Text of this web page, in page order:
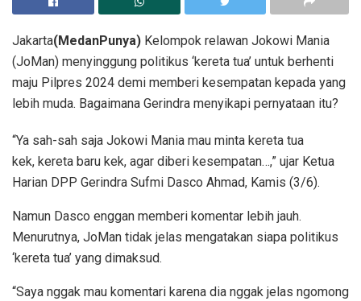
Jakarta(MedanPunya) Kelompok relawan Jokowi Mania
(JoMan) menyinggung politikus ‘kereta tua’ untuk berhenti
maju Pilpres 2024 demi memberi kesempatan kepada yang
lebih muda. Bagaimana Gerindra menyikapi pernyataan itu?
“Ya sah-sah saja Jokowi Mania mau minta kereta tua
kek, kereta baru kek, agar diberi kesempatan…,” ujar Ketua
Harian DPP Gerindra Sufmi Dasco Ahmad, Kamis (3/6).
Namun Dasco enggan memberi komentar lebih jauh.
Menurutnya, JoMan tidak jelas mengatakan siapa politikus
‘kereta tua’ yang dimaksud.
“Saya nggak mau komentari karena dia nggak jelas ngomong